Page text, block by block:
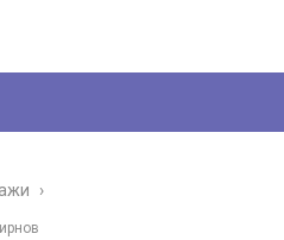
›